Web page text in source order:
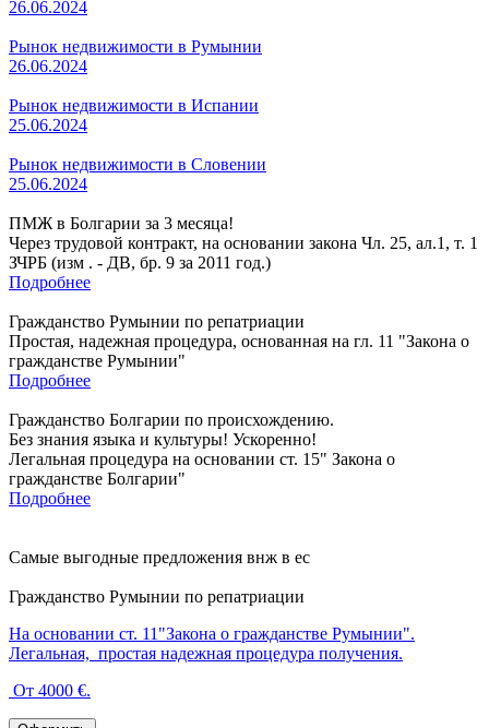
26.06.2024
Рынок недвижимости в Румынии
26.06.2024
Рынок недвижимости в Испании
25.06.2024
Рынок недвижимости в Словении
25.06.2024
ПМЖ в Болгарии за 3 месяца!
Через трудовой контракт, на основании закона Чл. 25, ал.1, т. 1
ЗЧРБ (изм . - ДВ, бр. 9 за 2011 год.)
Подробнее
Гражданство Румынии по репатриации
Простая, надежная процедура, основанная на гл. 11 "Закона о
гражданстве Румынии"
Подробнее
Гражданство Болгарии по происхождению.
Без знания языка и культуры! Ускоренно!
Легальная процедура на основании ст. 15" Закона о
гражданстве Болгарии"
Подробнее
Самые выгодные предложения внж в ес
Гражданство Румынии по репатриации
На основании ст. 11"Закона о гражданстве Румынии".
Легальная, простая надежная процедура получения.
От 4000 €.